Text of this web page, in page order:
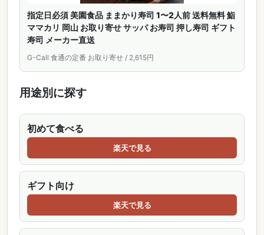
指定日必須 美園食品 ままかり寿司 1〜2人前 送料無料 鮨
ママカリ 岡山 お取り寄せ サッパ お寿司 押し寿司 ギフト
寿司 メーカー直送
G-Call 食通の定番 お取り寄せ / 2,615円
用途別に探す
初めて食べる
楽天で見る
ギフト向け
楽天で見る